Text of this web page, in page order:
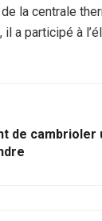
la centrale
il a participé à
de cambrioler